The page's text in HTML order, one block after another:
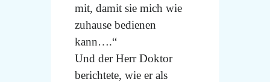
mit, damit sie mich wie
zuhause bedienen
kann….“
Und der Herr Doktor
berichtete, wie er als